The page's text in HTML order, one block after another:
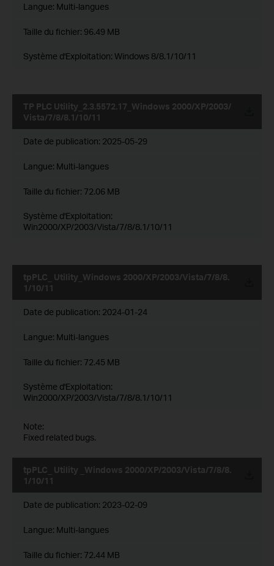
Langue: Multi-langues
Taille du fichier: 96.49 MB
Système d'Exploitation: Windows 8/8.1/10/11
TP PLC Utility_2.3.5572.17_Windows 2000/XP/2003/
Vista/7/8/8.1/10/11
Date de publication: 2025-05-29
Langue: Multi-langues
Taille du fichier: 72.06 MB
Système d'Exploitation:
Win2000/XP/2003/Vista/7/8/8.1/10/11
tpPLC_ Utility_Windows 2000/XP/2003/Vista/7/8/8.
1/10/11
Date de publication: 2024-01-24
Langue: Multi-langues
Taille du fichier: 72.45 MB
Système d'Exploitation:
Win2000/XP/2003/Vista/7/8/8.1/10/11
Note:
Fixed related bugs.
tpPLC_ Utility _Windows 2000/XP/2003/Vista/7/8/8.
1/10/11
Date de publication: 2023-02-09
Langue: Multi-langues
Taille du fichier: 72.44 MB